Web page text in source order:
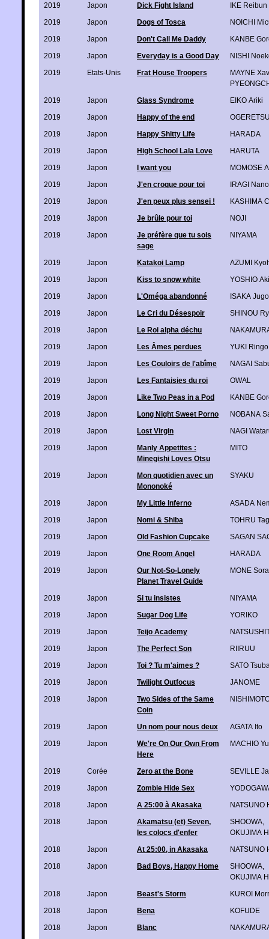
2019
Japon Dick Fight Island
IKE Reibun
2019
Japon Dogs of Tosca
NOICHI
2019
Japon Don't Call Me Daddy
KANBE
2019
Japon Everyday is a Good Day
NISHI
2019
Etats-Unis Frat House Troopers
MAYNE
2019
Japon Glass Syndrome
EIKO Ariki
2019
Japon Happy of the end
2019
Japon Happy Shitty Life
HARADA
2019
Japon High School Lala Love
HARUTA
2019
Japon I want you
MOMOSE
2019
Japon J'en croque pour toi
IRAGI
2019
Japon J'en peux plus sensei !
KASHIMA
2019
Japon Je brûle pour toi
NOJI
2019
Japon
Je préfère que tu sois
sage
NIYAMA
2019 Japon Katakoi Lamp
AZUMI
2019
Japon Kiss to snow white
YOSHIO
2019
Japon L'Oméga abandonné
ISAKA
2019
Japon Le Cri du Désespoir
SHINOU
2019
Japon Le Roi alpha déchu
2019
Japon Les Âmes perdues
YUKI Ringo
2019
Japon Les Couloirs de l'abîme
NAGAI
2019
Japon Les Fantaisies du roi
OWAL
2019
Japon Like Two Peas in a Pod
KANBE
2019
Japon Long Night Sweet Porno
NOBANA
2019
Japon Lost Virgin
NAGI
2019
Japon
Manly Appetites :
Minegishi Loves Otsu
MITO
2019 Japon
Mon quotidien avec un
Mononoké
SYAKU
2019 Japon My Little Inferno
ASADA
2019
Japon Nomi & Shiba
TOHRU
2019
Japon Old Fashion Cupcake
SAGAN
2019
Japon One Room Angel
HARADA
2019
Japon
Our Not-So-Lonely
Planet Travel Guide
MONE
2019 Japon Si tu insistes
NIYAMA
2019
Japon Sugar Dog Life
YORIKO
2019
Japon Teijo Academy
2019
Japon The Perfect Son
RIIRUU
2019
Japon Toi ? Tu m'aimes ?
SATO
2019
Japon Twilight Outfocus
JANOME
2019
Japon
Two Sides of the Same
Coin
2019 Japon Un nom pour nous deux
AGATA Ito
2019
Japon
We're On Our Own From
Here
MACHIO Yu
2019 Corée Zero at the Bone
SEVILLE
2019
Japon Zombie Hide Sex
2018
Japon A 25:00 à Akasaka
NATSUNO
2018
Japon
Akamatsu (et) Seven,
les colocs d'enfer
SHOOWA
OKUJIMA
2018
Japon At 25:00, in Akasaka
NATSUNO
2018
Japon Bad Boys, Happy Home SHOOWA
OKUJIMA
2018
Japon Beast's Storm
KUROI
2018
Japon Bena
KOFUDE
2018
Japon Blanc